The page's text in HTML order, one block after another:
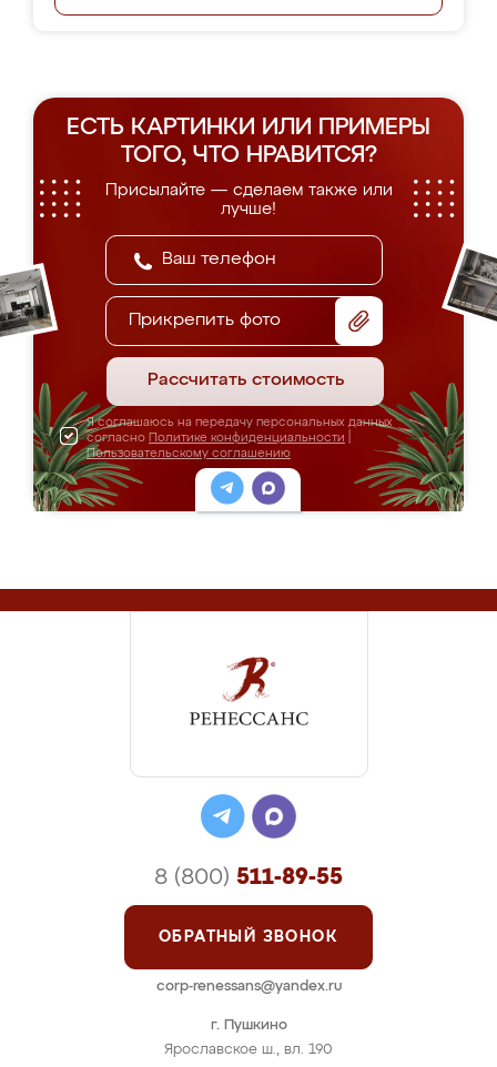
ЕСТЬ КАРТИНКИ ИЛИ ПРИМЕРЫ
ТОГО, ЧТО НРАВИТСЯ?
Присылайте — сделаем также или
лучше!
Прикрепить фото
Рассчитать стоимость
Я соглашаюсь на передачу персональных данных
согласно Политике конфиденциальности
Пользовательскому соглашению
г. Пушкино
Ярославское ш., вл. 190
8 (800) 511-89-55
ОБРАТНЫЙ ЗВОНОК
corp-renessans@yandex.ru